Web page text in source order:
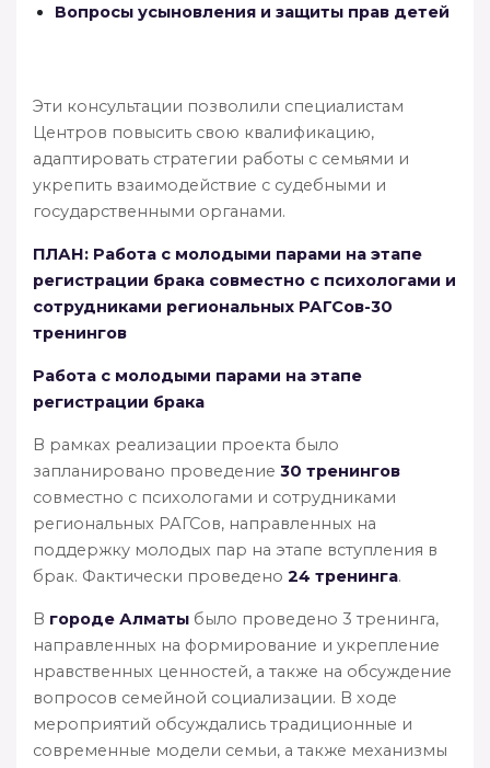
Вопросы усыновления и защиты прав детей
Эти консультации позволили специалистам
Центров повысить свою квалификацию,
адаптировать стратегии работы с семьями и
укрепить взаимодействие с судебными и
государственными органами.
ПЛАН: Работа с молодыми парами на этапе
регистрации брака совместно с психологами и
сотрудниками региональных РАГСов-30
тренингов
Работа с молодыми парами на этапе
регистрации брака
В рамках реализации проекта было
запланировано проведение 30 тренингов
совместно с психологами и сотрудниками
региональных РАГСов, направленных на
поддержку молодых пар на этапе вступления в
брак. Фактически проведено 24 тренинга.
В городе Алматы было проведено 3 тренинга,
направленных на формирование и укрепление
нравственных ценностей, а также на обсуждение
вопросов семейной социализации. В ходе
мероприятий обсуждались традиционные и
современные модели семьи, а также механизмы